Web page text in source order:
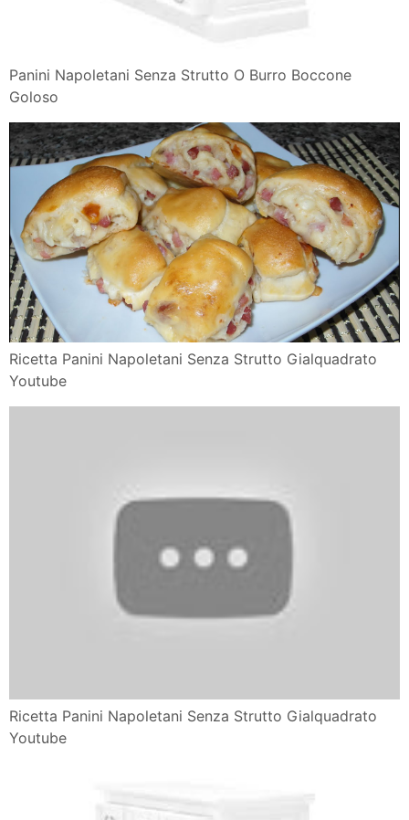
Panini Napoletani Senza Strutto O Burro Boccone
Goloso
Ricetta Panini Napoletani Senza Strutto Gialquadrato
Youtube
Ricetta Panini Napoletani Senza Strutto Gialquadrato
Youtube